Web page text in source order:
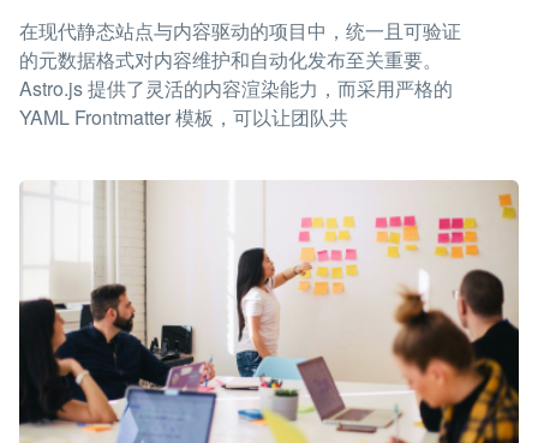
在现代静态站点与内容驱动的项目中，统一且可验证
的元数据格式对内容维护和自动化发布至关重要。
Astro.js 提供了灵活的内容渲染能力，而采用严格的
YAML Frontmatter 模板，可以让团队共